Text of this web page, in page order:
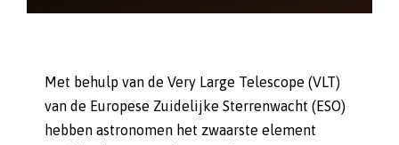
Met behulp van de Very Large Telescope (VLT)
van de Europese Zuidelijke Sterrenwacht (ESO)
hebben astronomen het zwaarste element